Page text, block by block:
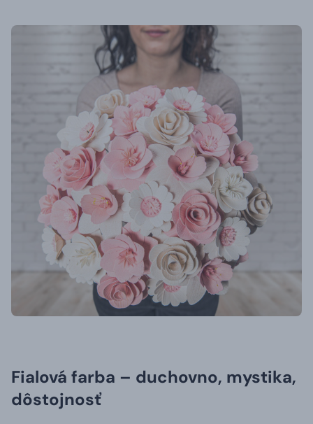
Fialová farba – duchovno, mystika,
dôstojnosť